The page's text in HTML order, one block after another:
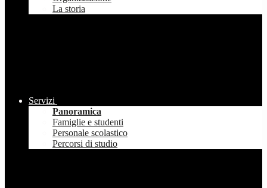
La storia
Servizi
Panoramica
Famiglie e studenti
Personale scolastico
Percorsi di studio